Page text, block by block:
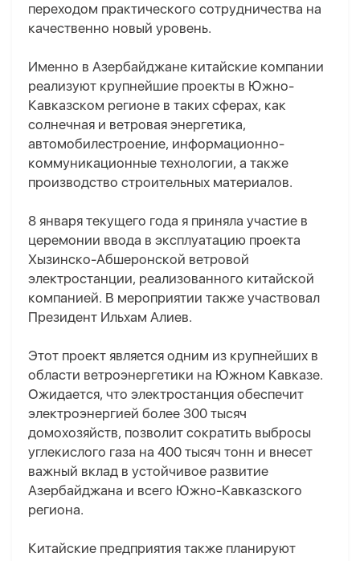
переходом практического сотрудничества на
качественно новый уровень.
Именно в Азербайджане китайские компании
реализуют крупнейшие проекты в Южно-
Кавказском регионе в таких сферах, как
солнечная и ветровая энергетика,
автомобилестроение, информационно-
коммуникационные технологии, а также
производство строительных материалов.
8 января текущего года я приняла участие в
церемонии ввода в эксплуатацию проекта
Хызинско-Абшеронской ветровой
электростанции, реализованного китайской
компанией. В мероприятии также участвовал
Президент Ильхам Алиев.
Этот проект является одним из крупнейших в
области ветроэнергетики на Южном Кавказе.
Ожидается, что электростанция обеспечит
электроэнергией более 300 тысяч
домохозяйств, позволит сократить выбросы
углекислого газа на 400 тысяч тонн и внесет
важный вклад в устойчивое развитие
Азербайджана и всего Южно-Кавказского
региона.
Китайские предприятия также планируют